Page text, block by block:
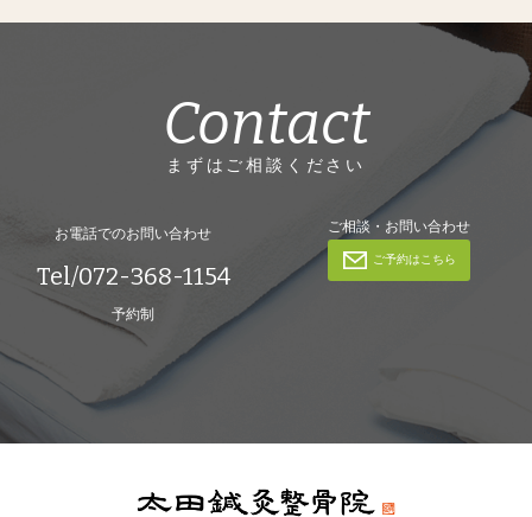
Contact
まずはご相談ください
お電話でのお問い合わせ
Tel/072-368-1154
予約制
ご相談・お問い合わせ
ご予約はこちら